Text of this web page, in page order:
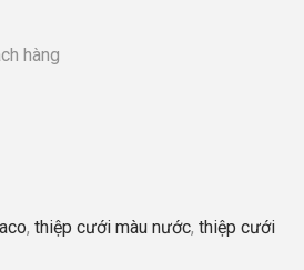
hàng
, thiệp cưới màu nước, thiệp cưới